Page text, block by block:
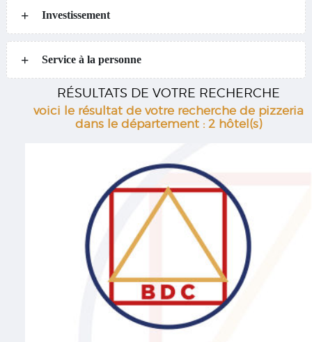
Investissement
Service à la personne
RÉSULTATS DE VOTRE RECHERCHE
voici le résultat de votre recherche de pizzeria
dans le département : 2 hôtel(s)